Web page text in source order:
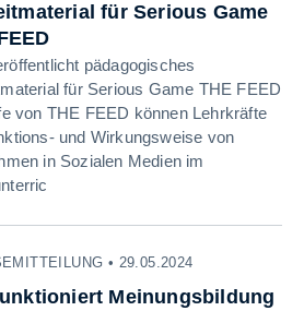
für Serious Game
pädagogisches
für Serious Game THE FEED
von THE FEED können Lehrkräfte
und Wirkungsweise von
in Sozialen Medien im
• 29.05.2024
Meinungsbildung